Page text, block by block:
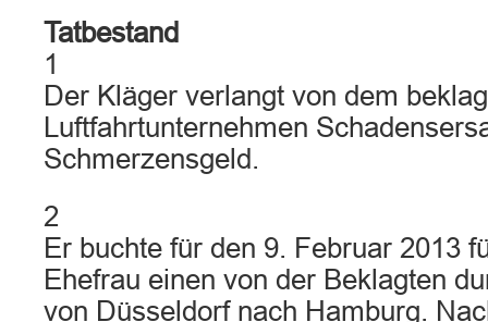
Tatbestand
1
Der Kläger verlangt von dem
Luftfahrtunternehmen
Schmerzensgeld.
2
Er buchte für den 9. Februar 2013
Ehefrau einen von der Beklagten
von Düsseldorf nach Hamburg.